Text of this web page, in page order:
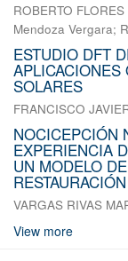
ROBERTO
Mendoza Vergara;
ESTUDIO DFT
APLICACIONES
SOLARES
FRANCISCO
NOCICEPCIÓN
EXPERIENCIA
UN MODELO
VARGAS RIVAS
View more